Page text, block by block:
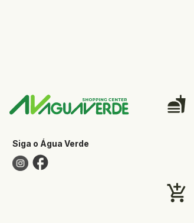
Siga o Água Verde